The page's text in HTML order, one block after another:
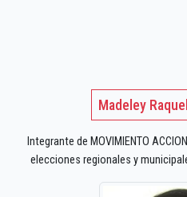
Madeley
Integrante de MOVIMIENTO
elecciones regionales y